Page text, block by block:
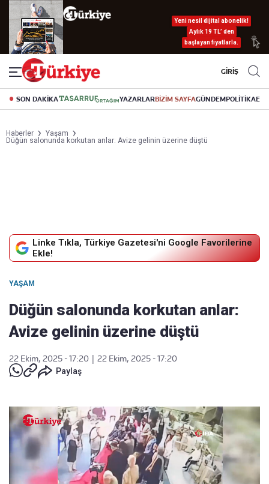
Yeni nesil dijital abonelik!
Aylık 19 TL’ den
başlayan fiyatlarla.
GİRİŞ
SON DAKİKA YAZARLARBİZİM SAYFAGÜNDEMPOLİTİKA
Haberler
Yaşam
Düğün salonunda korkutan anlar: Avize gelinin üzerine düştü
Linke Tıkla, Türkiye Gazetesi'ni Google Favorilerine
Ekle!
YAŞAM
Düğün salonunda korkutan anlar:
Avize gelinin üzerine düştü
22 Ekim, 2025 - 17:20
22 Ekim, 2025 - 17:20
Paylaş